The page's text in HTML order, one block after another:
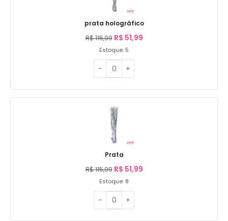
prata holográfico
R$115,99 R$ 51,99
Estoque: 5
Prata
R$115,99 R$ 51,99
Estoque: 8